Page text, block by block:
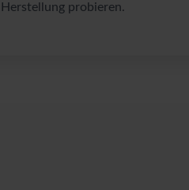
probieren.